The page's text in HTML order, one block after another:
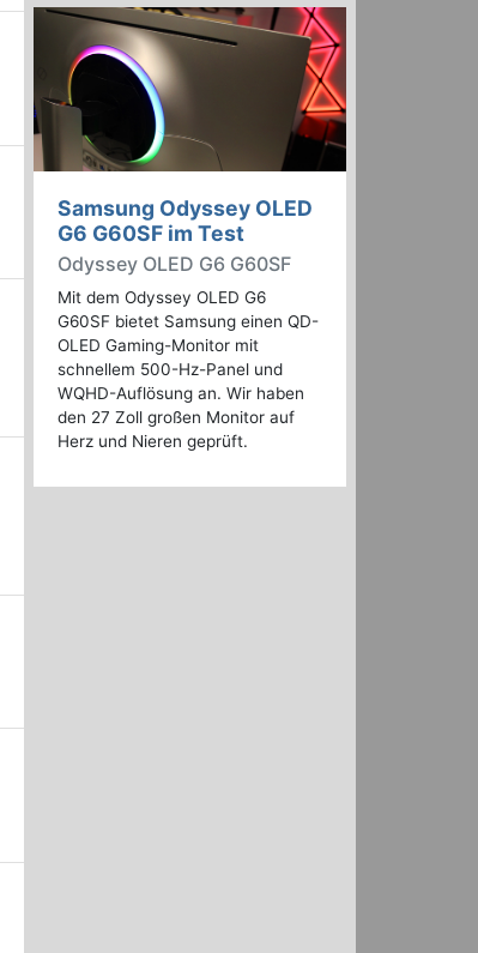
Samsung Odyssey OLED
G6 G60SF im Test
Odyssey OLED G6 G60SF
Mit dem Odyssey OLED G6
G60SF bietet Samsung einen QD-
OLED Gaming-Monitor mit
schnellem 500-Hz-Panel und
WQHD-Auflösung an. Wir haben
den 27 Zoll großen Monitor auf
Herz und Nieren geprüft.